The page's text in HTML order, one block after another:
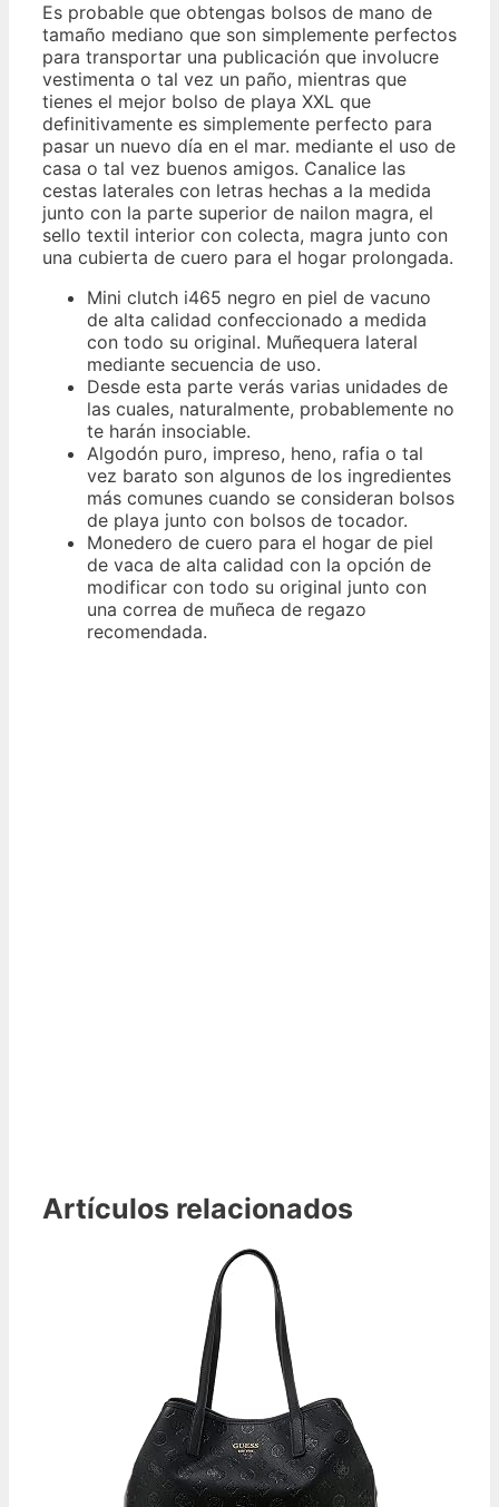
Es probable que obtengas bolsos de mano de
tamaño mediano que son simplemente perfectos
para transportar una publicación que involucre
vestimenta o tal vez un paño, mientras que
tienes el mejor bolso de playa XXL que
definitivamente es simplemente perfecto para
pasar un nuevo día en el mar. mediante el uso de
casa o tal vez buenos amigos. Canalice las
cestas laterales con letras hechas a la medida
junto con la parte superior de nailon magra, el
sello textil interior con colecta, magra junto con
una cubierta de cuero para el hogar prolongada.
Mini clutch i465 negro en piel de vacuno
de alta calidad confeccionado a medida
con todo su original. Muñequera lateral
mediante secuencia de uso.
Desde esta parte verás varias unidades de
las cuales, naturalmente, probablemente no
te harán insociable.
Algodón puro, impreso, heno, rafia o tal
vez barato son algunos de los ingredientes
más comunes cuando se consideran bolsos
de playa junto con bolsos de tocador.
Monedero de cuero para el hogar de piel
de vaca de alta calidad con la opción de
modificar con todo su original junto con
una correa de muñeca de regazo
recomendada.
Artículos relacionados